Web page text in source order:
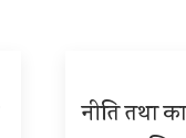
नीति तथा